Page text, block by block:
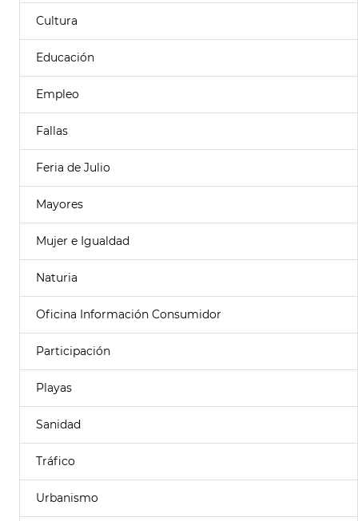
Cultura
Educación
Empleo
Fallas
Feria de Julio
Mayores
Mujer e Igualdad
Naturia
Oficina Información Consumidor
Participación
Playas
Sanidad
Tráfico
Urbanismo